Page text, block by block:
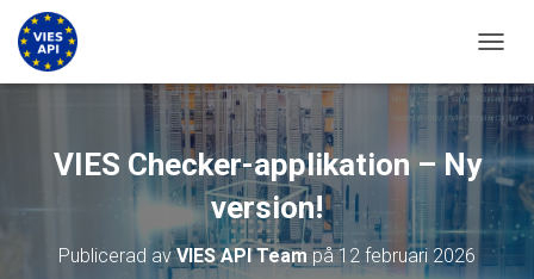
VIES Checker-applikation – Ny
version!
Publicerad avVIES API Team på12 februari 2026